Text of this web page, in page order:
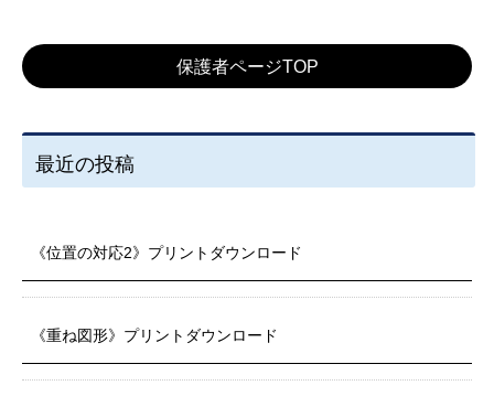
保護者ページTOP
最近の投稿
《位置の対応2》プリントダウンロード
《重ね図形》プリントダウンロード